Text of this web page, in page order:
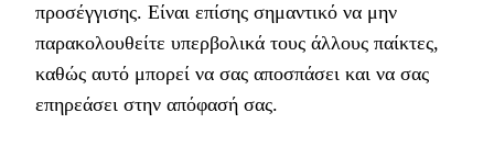
προσέγγισης. Είναι επίσης σημαντικό να μην
παρακολουθείτε υπερβολικά τους άλλους παίκτες,
καθώς αυτό μπορεί να σας αποσπάσει και να σας
επηρεάσει στην απόφασή σας.